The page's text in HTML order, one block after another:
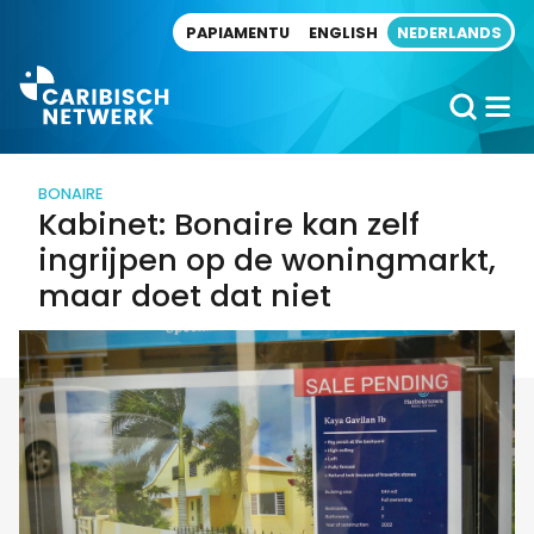
PAPIAMENTU ENGLISH NEDERLANDS
BONAIRE
Kabinet: Bonaire kan zelf
ingrijpen op de woningmarkt,
maar doet dat niet